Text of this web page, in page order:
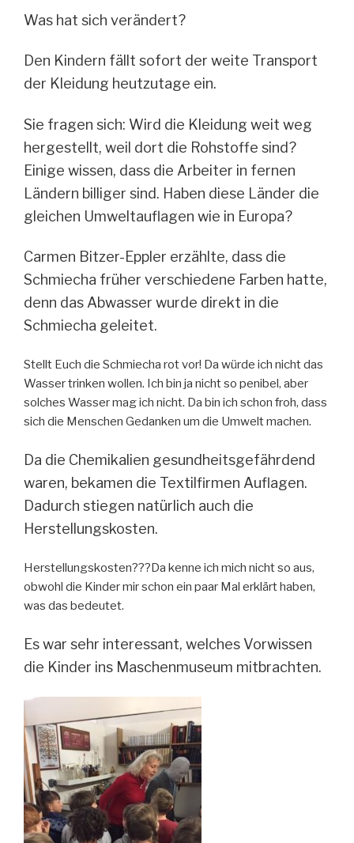
Was hat sich verändert?
Den Kindern fällt sofort der weite Transport
der Kleidung heutzutage ein.
Sie fragen sich: Wird die Kleidung weit weg
hergestellt, weil dort die Rohstoffe sind?
Einige wissen, dass die Arbeiter in fernen
Ländern billiger sind. Haben diese Länder die
gleichen Umweltauflagen wie in Europa?
Carmen Bitzer-Eppler erzählte, dass die
Schmiecha früher verschiedene Farben hatte,
denn das Abwasser wurde direkt in die
Schmiecha geleitet.
Stellt Euch die Schmiecha rot vor! Da würde ich nicht das
Wasser trinken wollen. Ich bin ja nicht so penibel, aber
solches Wasser mag ich nicht. Da bin ich schon froh, dass
sich die Menschen Gedanken um die Umwelt machen.
Da die Chemikalien gesundheitsgefährdend
waren, bekamen die Textilfirmen Auflagen.
Dadurch stiegen natürlich auch die
Herstellungskosten.
Herstellungskosten???Da kenne ich mich nicht so aus,
obwohl die Kinder mir schon ein paar Mal erklärt haben,
was das bedeutet.
Es war sehr interessant, welches Vorwissen
die Kinder ins Maschenmuseum mitbrachten.